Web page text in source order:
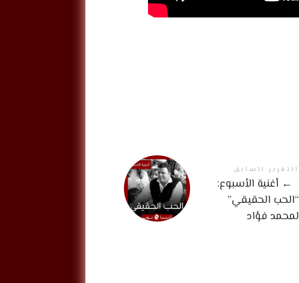
التقرير السابق
← أغنية الأسبوع:
“الحب الحقيقي”
لمحمد فؤاد